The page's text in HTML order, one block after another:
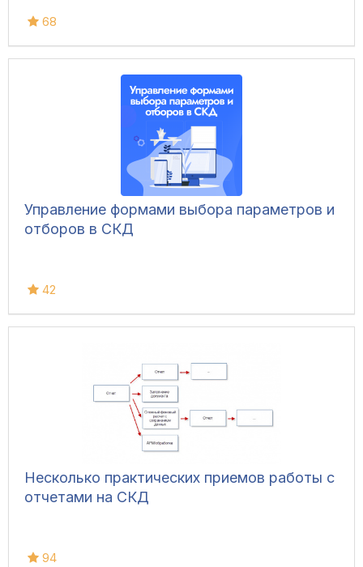
68
Управление формами выбора параметров и
отборов в СКД
42
Несколько практических приемов работы с
отчетами на СКД
94